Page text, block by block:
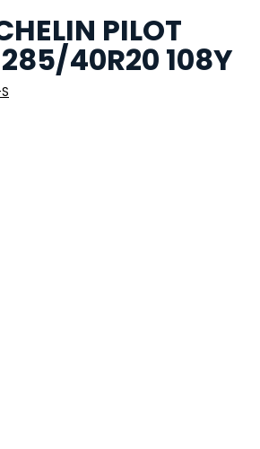
PILOT
285/40R20 108Y